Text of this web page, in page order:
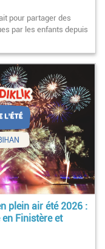
pour partager des
par les enfants depuis
plein air été 2026 :
Finistère et